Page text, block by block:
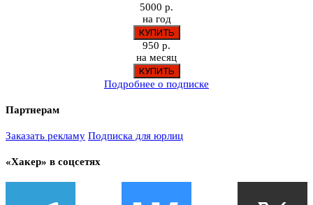
5000 р.
на год
950 р.
на месяц
Подробнее о подписке
Партнерам
Заказать рекламу Подписка для юрлиц
«Хакер» в соцсетях